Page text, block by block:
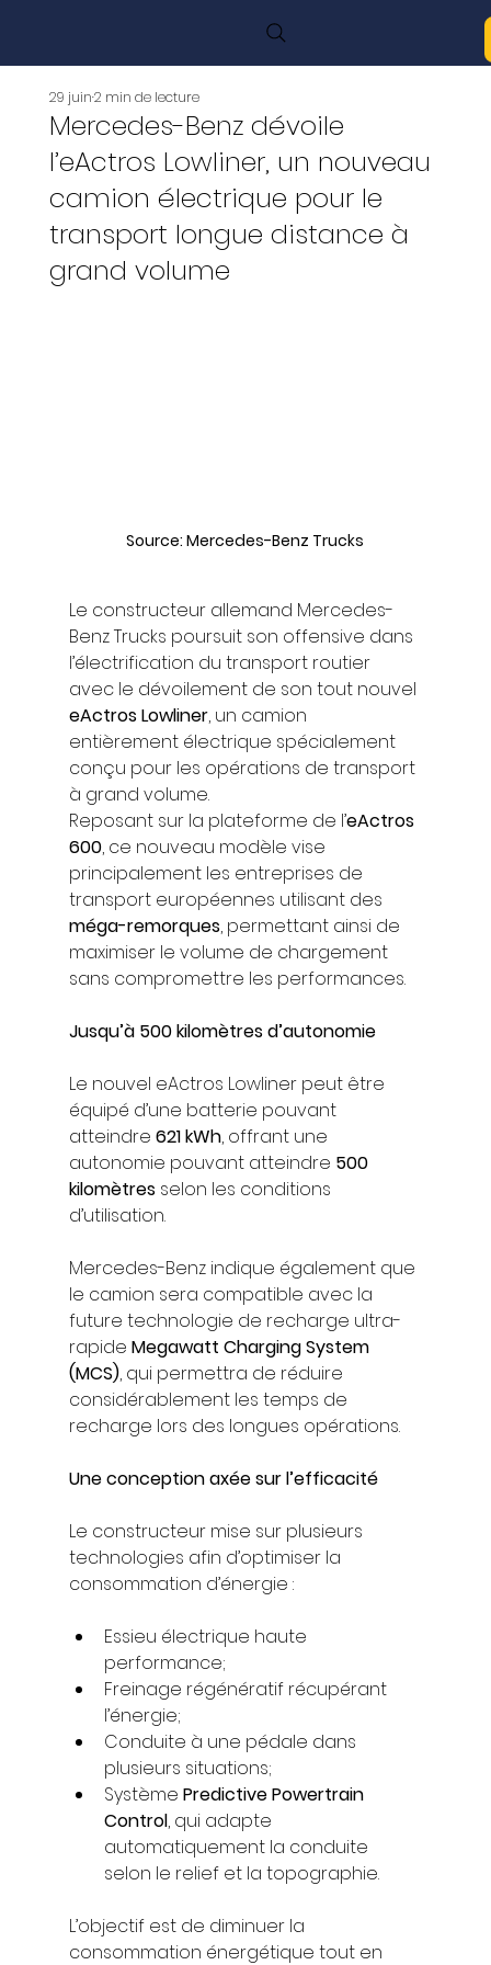
Mercedes-Benz dévoile
l’eActros Lowliner, un nouveau
camion électrique pour le
transport longue distance à
grand volume
29 juin2 min de lecture
Source: Mercedes-Benz Trucks
Le constructeur allemand Mercedes-
Benz Trucks poursuit son offensive dans
l’électrification du transport routier
avec le dévoilement de son tout nouvel
eActros Lowliner, un camion
entièrement électrique spécialement
conçu pour les opérations de transport
à grand volume.
Reposant sur la plateforme de l’eActros
600, ce nouveau modèle vise
principalement les entreprises de
transport européennes utilisant des
méga-remorques, permettant ainsi de
maximiser le volume de chargement
sans compromettre les performances.
Jusqu’à 500 kilomètres d’autonomie
Le nouvel eActros Lowliner peut être
équipé d’une batterie pouvant
atteindre 621 kWh, offrant une
autonomie pouvant atteindre 500
kilomètres selon les conditions
d’utilisation.
Mercedes-Benz indique également que
le camion sera compatible avec la
future technologie de recharge ultra-
rapide Megawatt Charging System
(MCS), qui permettra de réduire
considérablement les temps de
recharge lors des longues opérations.
Une conception axée sur l’efficacité
Le constructeur mise sur plusieurs
technologies afin d’optimiser la
consommation d’énergie :
Essieu électrique haute
performance;
Freinage régénératif récupérant
l’énergie;
Conduite à une pédale dans
plusieurs situations;
Système Predictive Powertrain
Control, qui adapte
automatiquement la conduite
selon le relief et la topographie.
L’objectif est de diminuer la
consommation énergétique tout en